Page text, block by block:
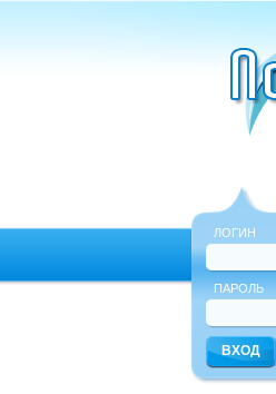
ЛОГИН
ПАРОЛЬ